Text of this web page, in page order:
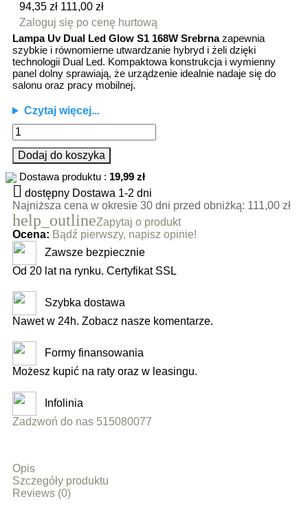
94,35 zł 111,00 zł
Zaloguj się po cenę hurtową
Lampa Uv Dual Led Glow S1 168W Srebrnazapewnia
szybkie i równomierne utwardzanie hybryd i żeli dzięki
technologii Dual Led. Kompaktowa konstrukcja i wymienny
panel dolny sprawiają, że urządzenie idealnie nadaje się do
salonu oraz pracy mobilnej.
Czytaj więcej...
Dodaj do koszyka
Dostawa produktu : 19,99 zł
 dostępny Dostawa 1-2 dni
Najniższa cena w okresie 30 dni przed obniżką: 111,00 zł
help_outlineZapytaj o produkt
Ocena: Bądź pierwszy, napisz opinie!
Zawsze bezpiecznie
Od 20 lat na rynku. Certyfikat SSL
Szybka dostawa
Nawet w 24h. Zobacz nasze komentarze.
Formy finansowania
Możesz kupić na raty oraz w leasingu.
Infolinia
Zadzwoń do nas 515080077
Opis
Szczegóły produktu
Reviews (0)